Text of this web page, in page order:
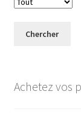
Chercher
Achetez vos